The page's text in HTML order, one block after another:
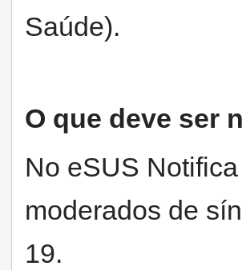
Saúde).
O que deve ser
No eSUS
moderados de
19.